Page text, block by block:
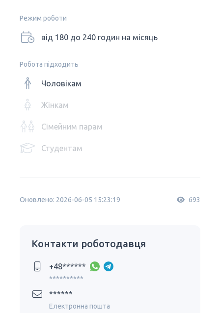
Режим роботи
від 180 до 240 годин на місяць
Робота підходить
Чоловікам
Жінкам
Сімейним парам
Студентам
Оновлено: 2026-06-05 15:23:19 693
Контакти роботодавця
+48******
**********
******
Електронна пошта